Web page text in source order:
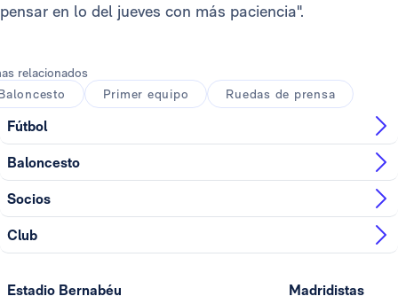
pensar en lo del jueves con más paciencia".
relacionados
Primer equipo Ruedas de prensa
Fútbol
Baloncesto
Socios
Club
Estadio Bernabéu Madridistas